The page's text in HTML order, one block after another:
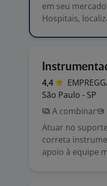
em seu
Hospitais,
4,4
São Paulo - SP
A combinar
Atuar no
correta
apoio à equipe